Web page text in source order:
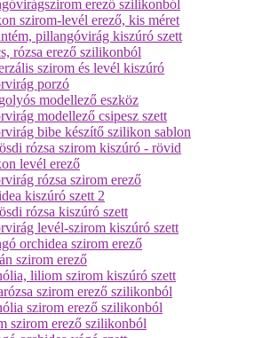
erező szilikonból
szirom-levél erező, kis méret
pillangóvirág kiszúró szett
rózsa erező szilikonból
szirom és levél kiszúró
porzó
modellező eszköz
modellező csipesz szett
bibe készítő szilikon sablon
rózsa szirom kiszúró - rövid
levél erező
rózsa szirom erező
kiszúró szett 2
rózsa kiszúró szett
levél-szirom kiszúró szett
orchidea szirom erező
szirom erező
liliom szirom kiszúró szett
szirom erező szilikonból
szirom erező szilikonból
szirom erező szilikonból